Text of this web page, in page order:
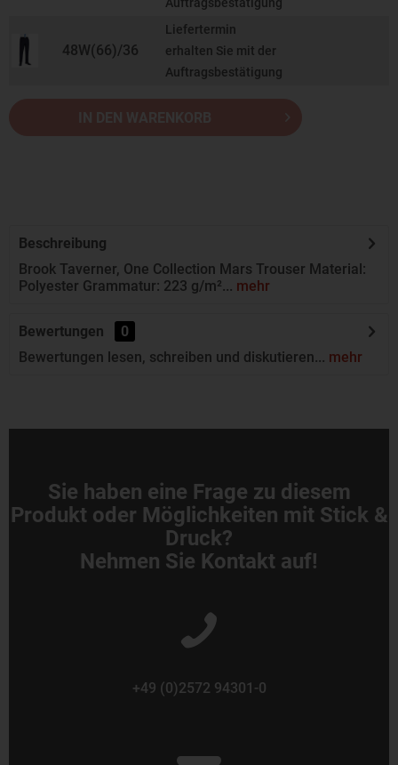
48W(66)/36
Liefertermin
erhalten Sie mit der
Auftragsbestätigung
Beschreibung
Brook Taverner, One Collection Mars Trouser Material:
Polyester Grammatur: 223 g/m²... mehr
Bewertungen
0
Bewertungen lesen, schreiben und diskutieren... mehr
Sie haben eine Frage zu diesem
Produkt oder Möglichkeiten mit Stick &
Druck?
Nehmen Sie Kontakt auf!
+49 (0)2572 94301-0